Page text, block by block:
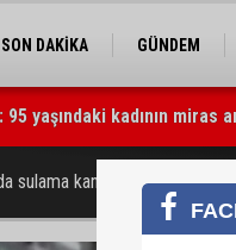
SON DAKİKA GÜNDEM
yaşındaki kadının miras
Film Festivali’nde
sulama kanalında can